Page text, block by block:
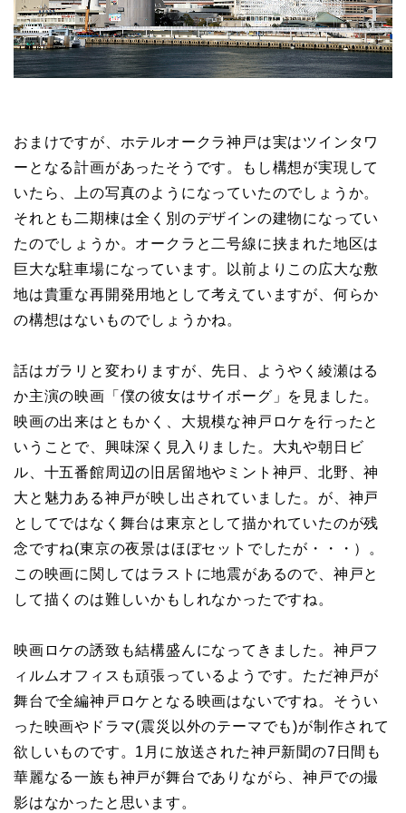
おまけですが、ホテルオークラ神戸は実はツインタワ
ーとなる計画があったそうです。もし構想が実現して
いたら、上の写真のようになっていたのでしょうか。
それとも二期棟は全く別のデザインの建物になってい
たのでしょうか。オークラと二号線に挟まれた地区は
巨大な駐車場になっています。以前よりこの広大な敷
地は貴重な再開発用地として考えていますが、何らか
の構想はないものでしょうかね。
話はガラリと変わりますが、先日、ようやく綾瀬はる
か主演の映画「僕の彼女はサイボーグ」を見ました。
映画の出来はともかく、大規模な神戸ロケを行ったと
いうことで、興味深く見入りました。大丸や朝日ビ
ル、十五番館周辺の旧居留地やミント神戸、北野、神
大と魅力ある神戸が映し出されていました。が、神戸
としてではなく舞台は東京として描かれていたのが残
念ですね(東京の夜景はほぼセットでしたが・・・）。
この映画に関してはラストに地震があるので、神戸と
して描くのは難しいかもしれなかったですね。
映画ロケの誘致も結構盛んになってきました。神戸フ
ィルムオフィスも頑張っているようです。ただ神戸が
舞台で全編神戸ロケとなる映画はないですね。そうい
った映画やドラマ(震災以外のテーマでも)が制作されて
欲しいものです。1月に放送された神戸新聞の7日間も
華麗なる一族も神戸が舞台でありながら、神戸での撮
影はなかったと思います。